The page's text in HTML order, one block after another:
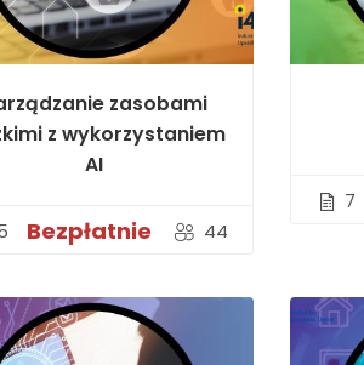
zasobami
z wykorzystaniem
AI
44
Bezpłatnie
7